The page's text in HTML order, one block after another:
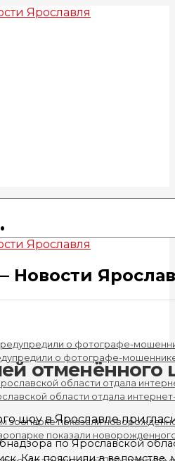
о фотографе-
области отдала
показали
отменённого
по Ярославской
Как пояснили в